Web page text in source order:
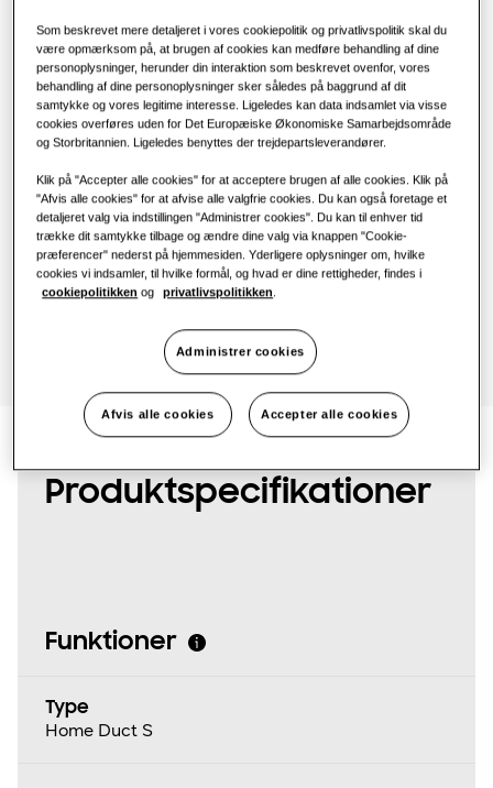
Hoteller
Detail
Kontor
Bæredygtighed
One Samsung
SmartThings Pro
1.7kW 2.2kW 2.8kW 3.6kW
4.5kW 5.6kW 7.1kW
1 fase
Kontakt Samsung
Produktspecifikationer
Funktioner
Type
Home Duct S
Som beskrevet mere detaljeret i vores cookiepolitik og privatlivspolitik skal du
være opmærksom på, at brugen af cookies kan medføre behandling af dine
personoplysninger, herunder din interaktion som beskrevet ovenfor, vores
behandling af dine personoplysninger sker således på baggrund af dit
samtykke og vores legitime interesse. Ligeledes kan data indsamlet via visse
cookies overføres uden for Det Europæiske Økonomiske Samarbejdsområde
og Storbritannien. Ligeledes benyttes der trejdepartsleverandører.
Klik på "Accepter alle cookies" for at acceptere brugen af alle cookies. Klik på
"Afvis alle cookies" for at afvise alle valgfrie cookies. Du kan også foretage et
detaljeret valg via indstillingen "Administrer cookies". Du kan til enhver tid
trække dit samtykke tilbage og ændre dine valg via knappen "Cookie-
præferencer" nederst på hjemmesiden. Yderligere oplysninger om, hvilke
cookies vi indsamler, til hvilke formål, og hvad er dine rettigheder, findes i
cookiepolitikken og privatlivspolitikken
Administrer cookies
Afvis alle cookies Accepter alle cookies